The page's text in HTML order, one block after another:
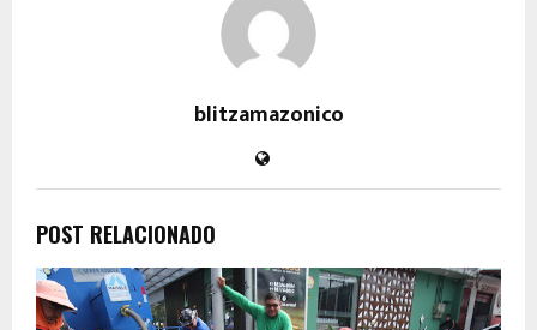
blitzamazonico
POST RELACIONADO